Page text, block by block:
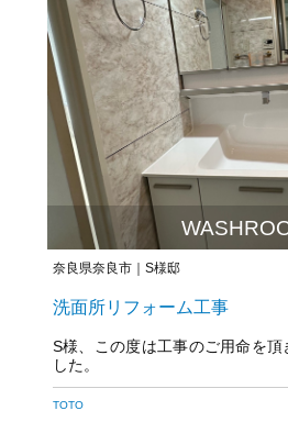
奈良県奈良市｜S様邸
洗面所リフォーム工事
S様、この度は工事のご用命を頂
した。
TOTO